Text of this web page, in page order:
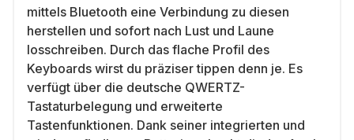
mittels Bluetooth eine Verbindung zu diesen
herstellen und sofort nach Lust und Laune
losschreiben. Durch das flache Profil des
Keyboards wirst du präziser tippen denn je. Es
verfügt über die deutsche QWERTZ-
Tastaturbelegung und erweiterte
Tastenfunktionen. Dank seiner integrierten und